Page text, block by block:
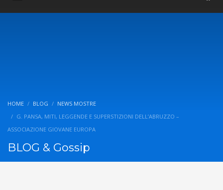
HOME BLOG
NEWS MOSTRE
G. PANSA, MITI, LEGGENDE E SUPERSTIZIONI DELL’ABRUZZO –
ASSOCIAZIONE GIOVANE EUROPA
BLOG & Gossip